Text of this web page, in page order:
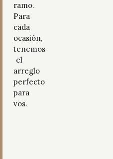
ramo.
Para
cada
ocasión,
tenemos
el
arreglo
perfecto
para
vos.